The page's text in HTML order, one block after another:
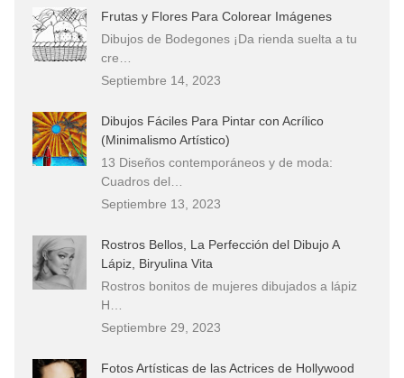
Frutas y Flores Para Colorear Imágenes
Dibujos de Bodegones ¡Da rienda suelta a tu
cre…
Septiembre 14, 2023
Dibujos Fáciles Para Pintar con Acrílico
(Minimalismo Artístico)
13 Diseños contemporáneos y de moda:
Cuadros del…
Septiembre 13, 2023
Rostros Bellos, La Perfección del Dibujo A
Lápiz, Biryulina Vita
Rostros bonitos de mujeres dibujados a lápiz
H…
Septiembre 29, 2023
Fotos Artísticas de las Actrices de Hollywood